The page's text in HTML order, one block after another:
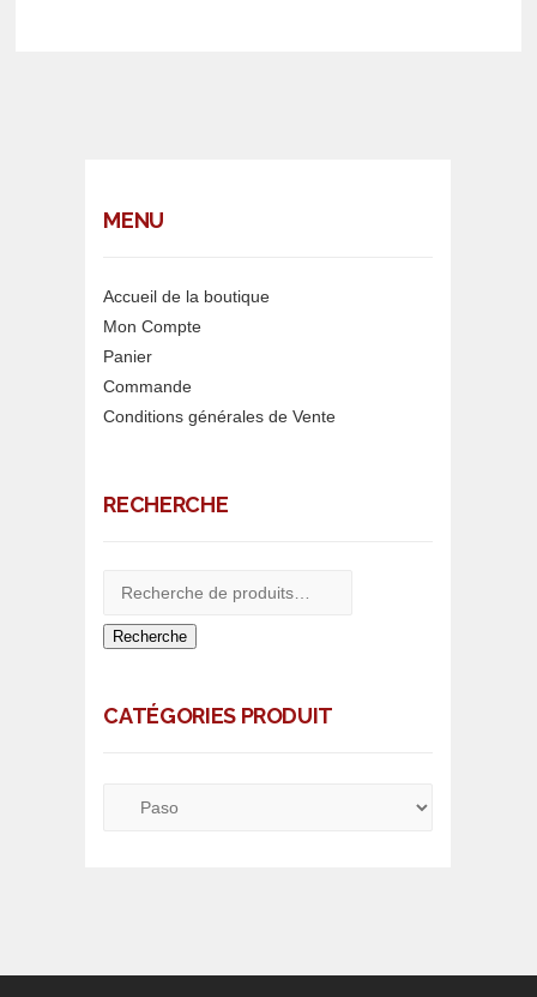
MENU
Accueil de la boutique
Mon Compte
Panier
Commande
Conditions générales de Vente
RECHERCHE
Recherche
CATÉGORIES PRODUIT